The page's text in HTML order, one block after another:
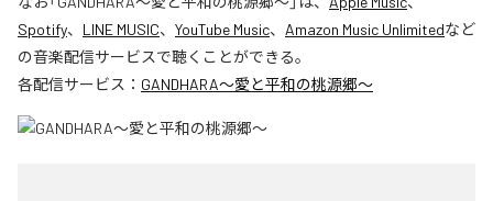
Spotify、 LINE MUSIC、 YouTube Music、 Amazon Music Unlimitedなど
の音楽配信サービスで聴くことができる。
各配信サービス： GANDHARA〜愛と平和の桃源郷〜